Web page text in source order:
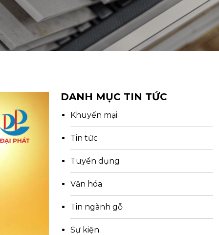
DANH MỤC TIN TỨC
Khuyến mại
Tin tức
Tuyển dụng
Văn hóa
Tin ngành gỗ
Sự kiện